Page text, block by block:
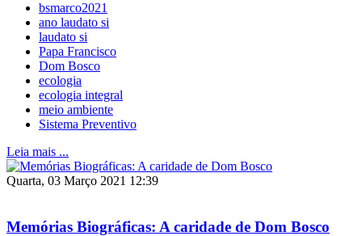
bsmarco2021
ano laudato si
laudato si
Papa Francisco
Dom Bosco
ecologia
ecologia integral
meio ambiente
Sistema Preventivo
Leia mais ...
Quarta, 03 Março 2021 12:39
Memórias Biográficas: A caridade de Dom Bosco